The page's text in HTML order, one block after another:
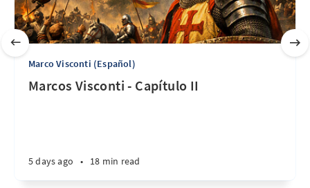
Marco Visconti (Español)
Marcos Visconti - Capítulo II
5 days ago • 18 min read